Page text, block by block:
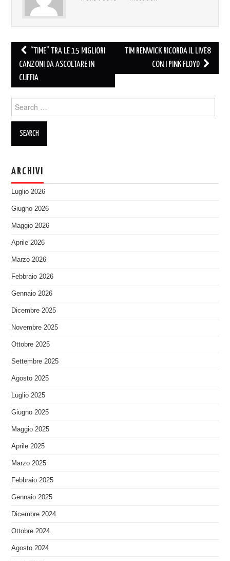
Post
navigation
“TIME” TRA LE 15 MIGLIORI
CANZONI DA ASCOLTARE IN
CUFFIA
TIM RENWICK RICORDA IL LIVE8
CON I PINK FLOYD
for:
ARCHIVI
Luglio 2026
Giugno 2026
Maggio 2026
Aprile 2026
Marzo 2026
Febbraio 2026
Gennaio 2026
Dicembre 2025
Novembre 2025
Ottobre 2025
Settembre 2025
Agosto 2025
Luglio 2025
Giugno 2025
Maggio 2025
Aprile 2025
Marzo 2025
Febbraio 2025
Gennaio 2025
Dicembre 2024
Ottobre 2024
Agosto 2024